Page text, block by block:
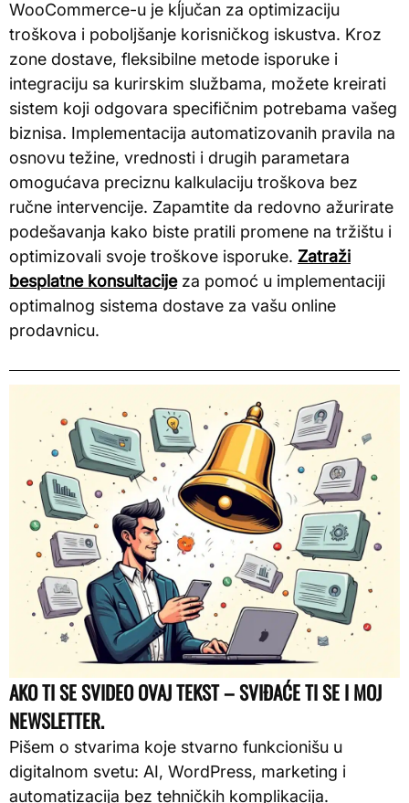
WooCommerce-u je kĺjučan za optimizaciju
troškova i poboljšanje korisničkog iskustva. Kroz
zone dostave, fleksibilne metode isporuke i
integraciju sa kurirskim službama, možete kreirati
sistem koji odgovara specifičnim potrebama vašeg
biznisa. Implementacija automatizovanih pravila na
osnovu težine, vrednosti i drugih parametara
omogućava preciznu kalkulaciju troškova bez
ručne intervencije. Zapamtite da redovno ažurirate
podešavanja kako biste pratili promene na tržištu i
optimizovali svoje troškove isporuke. Zatraži
besplatne konsultacijeza pomoć u implementaciji
optimalnog sistema dostave za vašu online
prodavnicu.
AKO TI SE SVIDEO OVAJ TEKST – SVIĐAĆE TI SE I MOJ
NEWSLETTER.
Pišem o stvarima koje stvarno funkcionišu u
digitalnom svetu: AI, WordPress, marketing i
automatizacija bez tehničkih komplikacija.